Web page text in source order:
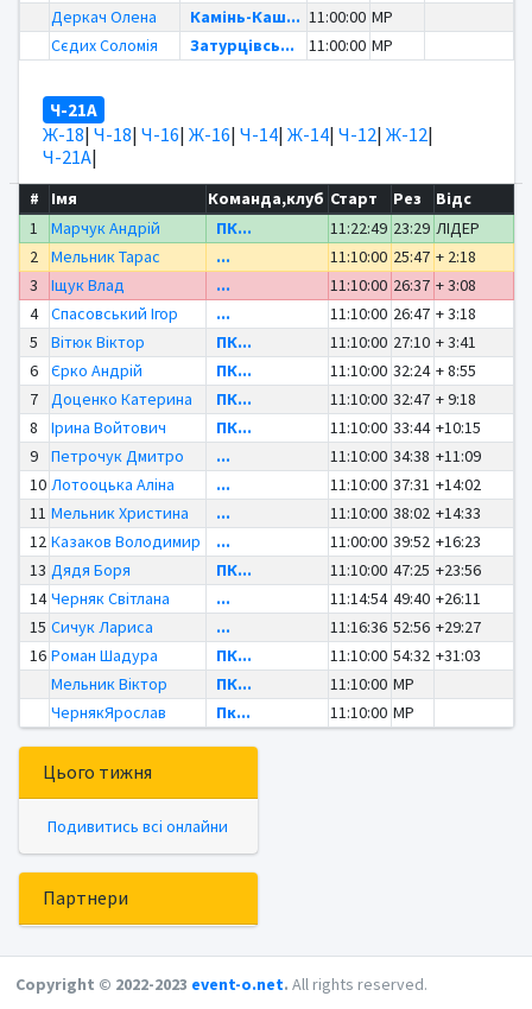
Деркач Олена Камінь-Каш... 11:00:00 MP
Сєдих Соломія
Затурцівсь... 11:00:00 MP
Ч-21А
Ж-18| Ч-18| Ч-16| Ж-16| Ч-14| Ж-14| Ч-12| Ж-12|
Ч-21А|
# Імя Команда,клуб Старт Рез
Відс
1
Марчук Андрій ПК... 11:22:49 23:29 ЛІДЕР
2
Мельник Тарас ... 11:10:00 25:47 + 2:18
3
Іщук Влад ... 11:10:00 26:37 + 3:08
4
Спасовський Ігор ... 11:10:00 26:47 + 3:18
5
Вітюк Віктор ПК... 11:10:00 27:10 + 3:41
6
Єрко Андрій ПК... 11:10:00 32:24 + 8:55
7
Доценко Катерина ПК... 11:10:00 32:47 + 9:18
8
Ірина Войтович ПК... 11:10:00 33:44 +10:15
9
Петрочук Дмитро ... 11:10:00 34:38 +11:09
10 Лотооцька Аліна ... 11:10:00 37:31 +14:02
11 Мельник Христина ... 11:10:00 38:02 +14:33
12 Казаков Володимир ... 11:00:00 39:52 +16:23
13 Дядя Боря ПК... 11:10:00 47:25 +23:56
14 Черняк Світлана ... 11:14:54 49:40 +26:11
15 Сичук Лариса ... 11:16:36 52:56 +29:27
16 Роман Шадура ПК... 11:10:00 54:32 +31:03
Мельник Віктор
ПК... 11:10:00 MP
ЧернякЯрослав
Пк... 11:10:00 MP
Цього тижня
Подивитись всі онлайни
Партнери
Copyright © 2022-2023 event-o.net. All rights reserved.